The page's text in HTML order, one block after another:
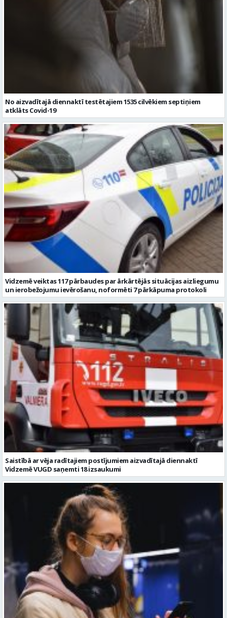
No aizvadītajā diennaktī testētajiem 1535 cilvēkiem septiņiem
atklāts Covid-19
Vidzemē veiktas 117 pārbaudes par ārkārtējās situācijas aizliegumu
un ierobežojumu ievērošanu, noformēti 7 pārkāpuma protokoli
Saistībā ar vēja radītajiem postījumiem aizvadītajā diennaktī
Vidzemē VUGD saņemti 18 izsaukumi